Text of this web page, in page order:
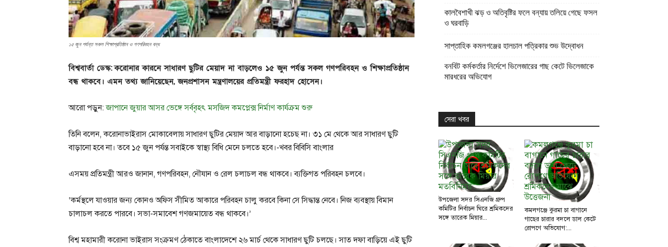
১৫ জুন পর্যন্ত সকল শিক্ষাপ্রতিষ্ঠান ও গণপরিবহন বন্ধ
বিশ্ববার্তা ডেস্ক:করোনার কারনে সাধারণ ছুটির মেয়াদ না বাড়লেও ১৫ জুন পর্যন্ত সকল গণপরিবহন ও শিক্ষাপ্রতিষ্ঠান
বন্ধ থাকবে। এমন তথ্য জানিয়েছেন, জনপ্রশাসন মন্ত্রণালয়ের প্রতিমন্ত্রী ফরহাদ হোসেন।
আরো পড়ুন:জাপানে জুয়ার আসর ভেঙ্গে সর্ববৃহৎ মসজিদ কমপ্লেক্স নির্মাণ কার্যক্রম শুরু
তিনি বলেন, করোনাভাইরাস মোকাবেলায় সাধারণ ছুটির মেয়াদ আর বাড়ানো হচেছ না। ৩১ মে থেকে আর সাধারণ ছুটি
বাড়ানো হবে না। তবে ১৫ জুন পর্যন্ত সবাইকে স্বাস্থ্য বিধি মেনে চলতে হবে।-খবর বিবিসি বাংলার
এসময় প্রতিমন্ত্রী আরও জানান, গণপরিবহন, নৌযান ও রেল চলাচল বন্ধ থাকবে। ব্যক্তিগত পরিবহন চলবে।
‘কর্মস্থলে যাওয়ার জন্য কোনও অফিস সীমিত আকারে পরিবহন চালু করবে কিনা সে সিদ্ধান্ত নেবে। নিজ ব্যবস্থায় বিমান
চালাচল করতে পারবে। সভা-সমাবেশ গণজমায়েত বন্ধ থাকবে।’
বিশ্ব মহামারী করোনা ভাইরাস সংক্রমণ ঠেকাতে বাংলাদেশে ২৬ মার্চ থেকে সাধারণ ছুটি চলছে। সাত দফা বাড়িয়ে এই ছুটি
কালবৈশাখী ঝড় ও অতিবৃষ্টির ফলে বন্যায় তলিয়ে গেছে ফসল
ও ঘরবাড়ি
সাপ্তাহিক কমলগঞ্জের হালচাল পত্রিকার শুভ উদ্বোধন
বনবিট কর্মকর্তার নির্দেশে ভিলেজারের গাছ কেটে ভিলেজাকে
মারধরের অভিযোগ
সেরা খবর
উপজেলা সদর সিএনজি গ্রুপ
কমিটির নির্বাচন ঘিরে শ্রমিকদের
সঙ্গে তারেক মিয়ার...
কমলগঞ্জে কুরমা চা বাগানে
গাছের চারার বদলে ডাল কেটে
রোপণে অভিযোগ:...